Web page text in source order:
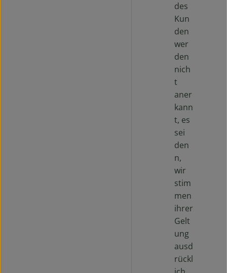
des
Kun
den
wer
den
nich
t
aner
kann
t, es
sei
den
n,
wir
stim
men
ihrer
Gelt
ung
ausd
rückl